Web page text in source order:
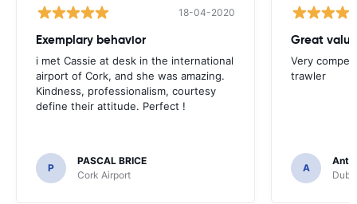
18-04-2020
Exemplary behavior
i met Cassie at desk in the international
airport of Cork, and she was amazing.
Kindness, professionalism, courtesy
define their attitude. Perfect !
P
PASCAL BRICE
Cork Airport
Great value
Very
trawler
A